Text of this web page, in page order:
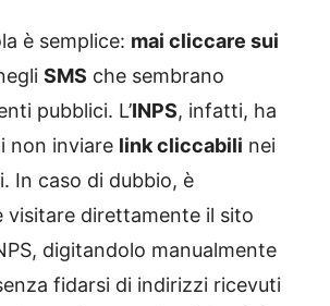
è semplice: mai cliccare sui
SMS che sembrano
pubblici. L’INPS, infatti, ha
non inviare link cliccabili nei
In caso di dubbio, è
visitare direttamente il sito
digitandolo manualmente
fidarsi di indirizzi ricevuti